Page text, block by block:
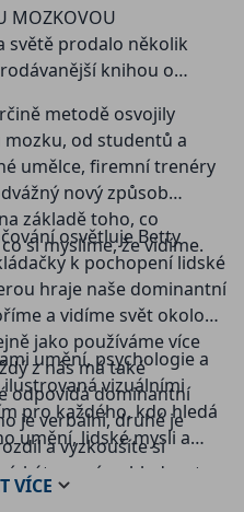
MOZKOVOU
světě prodalo několik
knihou o
metodě osvojily
od studentů a
umělce, firemní trenéry
nový způsob
základě toho, co
si myslíme, že vidíme.
osvětluje Betty
k pochopení lidské
hraje naše dominantní
a vidíme svět okolo
jako používáme více
z nás má také
odpovídá dominantní
je verbální, druhé je
a vyzkoušíte si
nový pohled na to,
Dozvíte se, jak se
umění, psychologie a
vizuálními
pro každého, kdo hledá
umění, lidské mysli a
VÍCE